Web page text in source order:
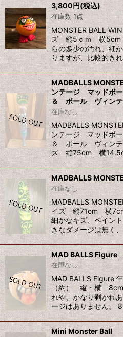
3,800円(税込)
在庫数 1点
MONSTER BALL
ズ 縦5ｃｍ 横5cm
らの多少の汚れ、細
りますが、比較的き
MADBALLS
ンテージ マッドボ
＆ ボール ヴィンテ
在庫なし
MADBALLS
ンテージ マッド
＆ ボール ヴィン
ズ 縦75cm 横
MADBALLS
在庫なし
MADBALLS
イズ 縦71cm 横
細かなキズ、ペイン
きなダメージは無く
MAD BALLS Figure
在庫なし
MAD BALLS Figure
（約） 縦・横
れや、かなり剥がれ
ージはありません。
Mini Monster Ball